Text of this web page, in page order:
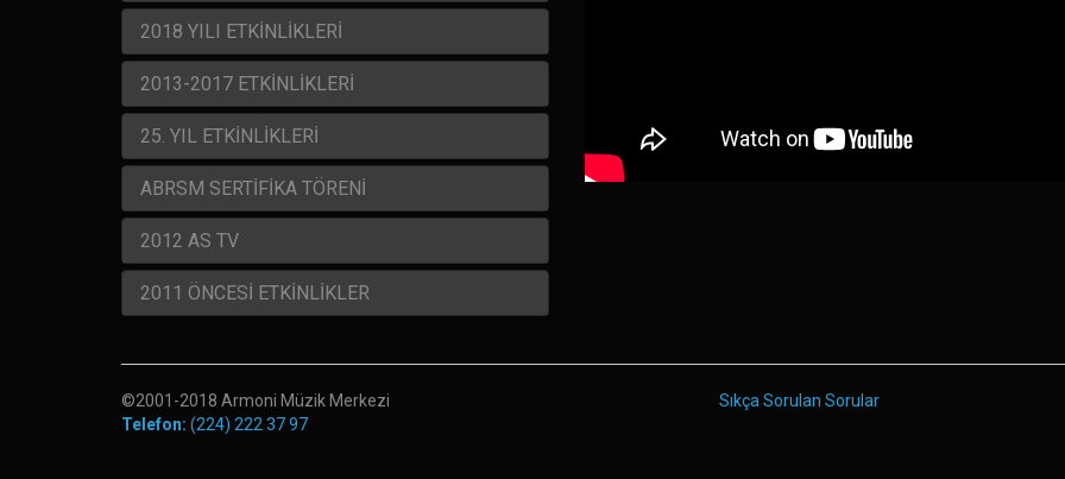
2018 YILI ETKİNLİKLERİ
2013-2017 ETKİNLİKLERİ
25. YIL ETKİNLİKLERİ
ABRSM SERTİFİKA TÖRENİ
2012 AS TV
2011 ÖNCESİ ETKİNLİKLER
©2001-2018 Armoni Müzik Merkezi
Telefon: (224) 222 37 97
Sıkça Sorulan Sorular